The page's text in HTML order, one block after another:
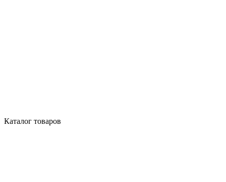
Каталог товаров